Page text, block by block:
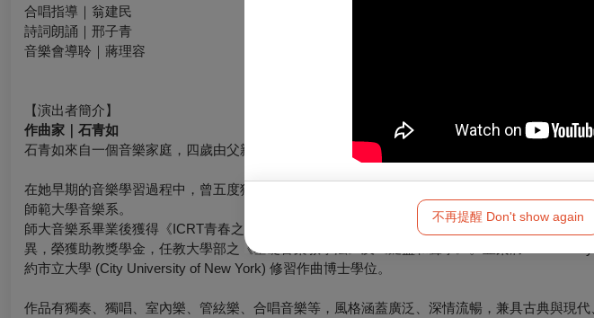
不再提醒 Don't show again
合唱指導｜翁建民
詩詞朗誦｜邢子青
音樂會導聆｜蔣理容
【演出者簡介】
作曲家｜石青如
石青如來自一個音樂家庭，四歲由父親啟蒙學習小提琴，七歲開始接觸鋼琴；十三歲以鋼琴獨
在她早期的音樂學習過程中，曾五度獲得高雄市鋼琴比賽冠軍、二度作曲比賽冠軍、二度台灣
師範大學音樂系。
師大音樂系畢業後獲得《ICRT青春之星》音樂獎學金；其後赴美深造進入波士頓大學研究所，
異，榮獲助教獎學金，任教大學部之《基礎音樂教學法》及《鍵盤和聲學》。並榮膺The
約市立大學 (City University of New York) 修習作曲博士學位。
作品有獨奏、獨唱、室內樂、管絃樂、合唱音樂等，風格涵蓋廣泛、深情流暢，兼具古典與現